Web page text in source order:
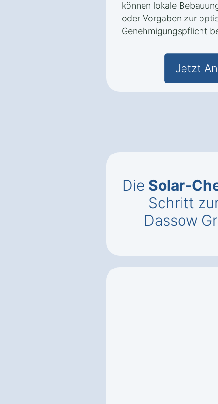
können lokale
oder Vorgaben zur
Genehmigungspflicht
Jetzt
Die Solar-
Schritt
Dassow